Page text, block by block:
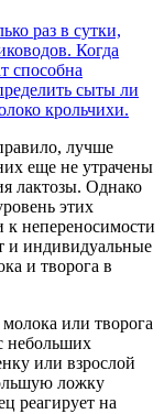
раз в сутки,
Когда
способна
сыты ли
крольчихи.
лучше
еще не утрачены
лактозы. Однако
этих
к непереносимости
и индивидуальные
и творога в
или творога
небольших
или взрослой
ложку
реагирует на